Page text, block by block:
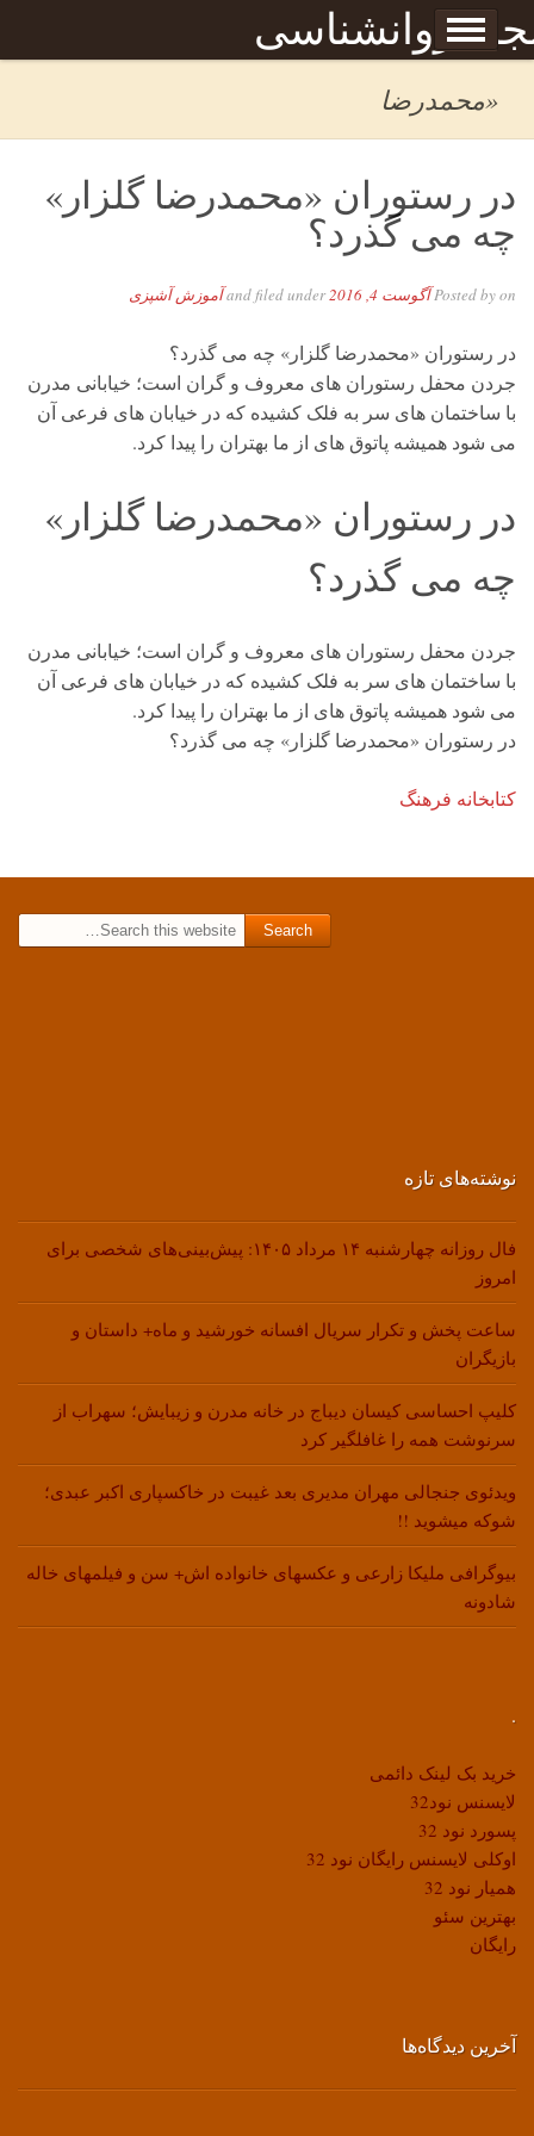
روانشناسی
Skip to content
برگه نمونه
«محمدرضا
در رستوران «محمدرضا گلزار»
چه می گذرد؟
Posted byon آگوست 4, 2016 and filed underآموزش آشپزی
در رستوران «محمدرضا گلزار» چه می گذرد؟
جردن محفل رستوران های معروف و گران است؛ خیابانی مدرن
با ساختمان های سر به فلک کشیده که در خیابان های فرعی آن
می شود همیشه پاتوق های از ما بهتران را پیدا کرد.
در رستوران «محمدرضا گلزار»
چه می گذرد؟
جردن محفل رستوران های معروف و گران است؛ خیابانی مدرن
با ساختمان های سر به فلک کشیده که در خیابان های فرعی آن
می شود همیشه پاتوق های از ما بهتران را پیدا کرد.
در رستوران «محمدرضا گلزار» چه می گذرد؟
کتابخانه فرهنگ
نوشته‌های تازه
فال روزانه چهارشنبه ۱۴ مرداد ۱۴۰۵: پیش‌بینی‌های شخصی برای
امروز
ساعت پخش و تکرار سریال افسانه خورشید و ماه+ داستان و
بازیگران
کلیپ احساسی کیسان دیباج در خانه مدرن و زیبایش؛ سهراب از
سرنوشت همه را غافلگیر کرد
ویدئوی جنجالی مهران مدیری بعد غیبت در خاکسپاری اکبر عبدی؛
شوکه میشوید !!
بیوگرافی ملیکا زارعی و عکسهای خانواده اش+ سن و فیلمهای خاله
شادونه
.
خرید بک لینک دائمی
لایسنس نود32
پسورد نود 32
اوکلی لایسنس رایگان نود 32
همیار نود 32
بهترین سئو
رایگان
آخرین دیدگاه‌ها